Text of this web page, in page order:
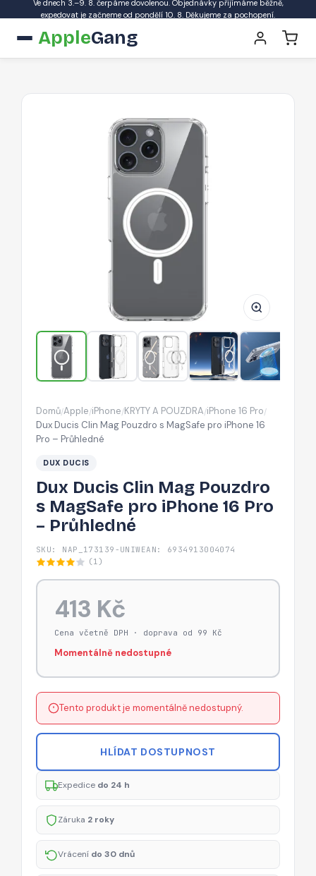
Ve dnech 3.–9. 8. čerpáme dovolenou. Objednávky přijímáme běžně,
expedovat je začneme od pondělí 10. 8. Děkujeme za pochopení.
AppleGang
Ducis
Clin
Mag
s
MagSafe
pro
iPhone
16
–
Domů/Apple/iPhone/KRYTY A POUZDRA/iPhone 16 Pro/
Dux Ducis Clin Mag Pouzdro s MagSafe pro iPhone 16
Pro – Průhledné
DUX DUCIS
Dux Ducis Clin Mag Pouzdro
s MagSafe pro iPhone 16 Pro
– Průhledné
SKU: NAP_173139-UNIWEAN: 6934913004074
(1)
413 Kč
Cena včetně DPH · doprava od 99 Kč
Momentálně nedostupné
Tento produkt je momentálně nedostupný.
HLÍDAT DOSTUPNOST
Expedice do 24 h
Záruka 2 roky
Vrácení do 30 dnů